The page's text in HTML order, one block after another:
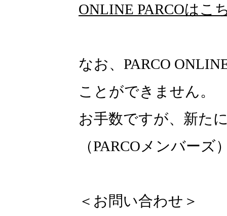
ONLINE PARCOはこ
なお、PARCO
ことができません。
お手数ですが、新た
（PARCOメンバー
＜お問い合わせ＞